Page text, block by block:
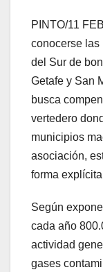
PINTO/11
conocerse las
del Sur de
Getafe y San
busca
vertedero
municipios
asociación,
forma
Según
cada año
actividad
gases